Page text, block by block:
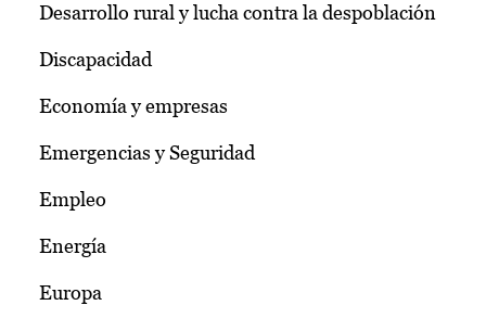
Desarrollo rural y lucha contra la despoblación
Discapacidad
Economía y empresas
Emergencias y Seguridad
Empleo
Energía
Europa